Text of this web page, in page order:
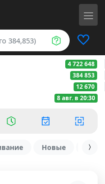
4 722 648
384 853
12 670
8 авг. в 20:30
Новые С